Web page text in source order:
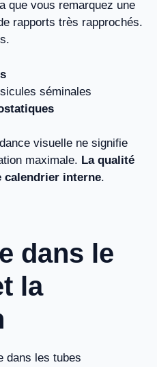
que vous remarquez une
rapports très rapprochés.
séminales
visuelle ne signifie
maximale. La qualité
interne.
dans le
la
dans les tubes